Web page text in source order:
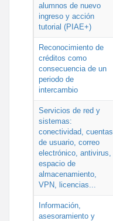
alumnos de nuevo
ingreso y acción
tutorial (PIAE+)
Reconocimiento de
créditos como
consecuencia de un
periodo de
intercambio
Servicios de red y
sistemas:
conectividad, cuentas
de usuario, correo
electrónico, antivirus,
espacio de
almacenamiento,
VPN, licencias...
Información,
asesoramiento y